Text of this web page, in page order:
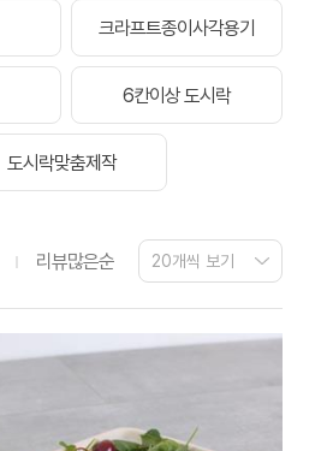
크라프트종이사각용기
6칸이상 도시락
도시락맞춤제작
리뷰많은순